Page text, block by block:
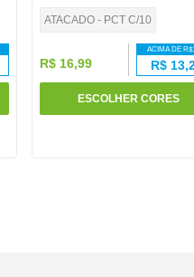
ATACADO - PCT C/10
R$ 16,99
ACIMA DE R$
R$
ESCOLHER CORES